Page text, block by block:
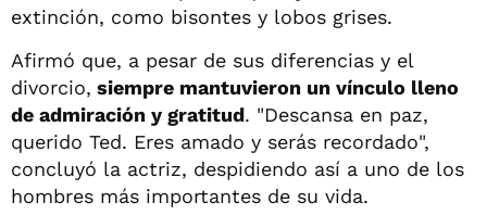
extinción, como bisontes y lobos grises.
Afirmó que, a pesar de sus diferencias y el
divorcio, siempre mantuvieron un vínculo lleno
de admiración y gratitud. "Descansa en paz,
querido Ted. Eres amado y serás recordado",
concluyó la actriz, despidiendo así a uno de los
hombres más importantes de su vida.